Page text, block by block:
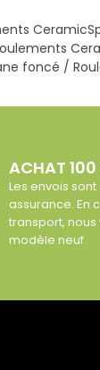
foncé /
ACHAT
Les envois
assurance. En
transport,
modèle neuf.